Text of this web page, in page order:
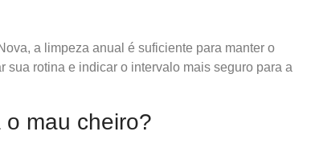
a limpeza anual é suficiente para manter o
rotina e indicar o intervalo mais seguro para a
mau cheiro?